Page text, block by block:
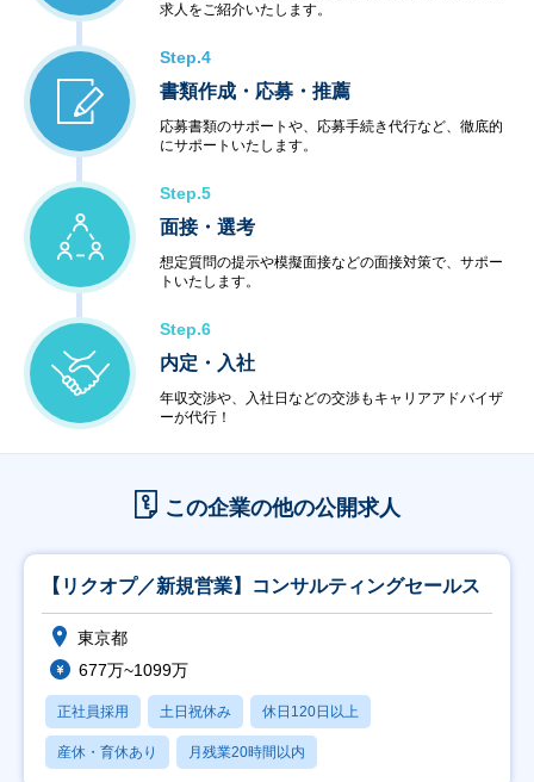
求人をご紹介いたします。
Step.4
書類作成・応募・推薦
応募書類のサポートや、応募手続き代行など、徹底的
にサポートいたします。
Step.5
面接・選考
想定質問の提示や模擬面接などの面接対策で、サポー
トいたします。
Step.6
内定・入社
年収交渉や、入社日などの交渉もキャリアアドバイザ
ーが代行！
この企業の他の公開求人
【リクオプ／新規営業】コンサルティングセールス
東京都
677万~1099万
正社員採用 土日祝休み 休日120日以上
産休・育休あり 月残業20時間以内